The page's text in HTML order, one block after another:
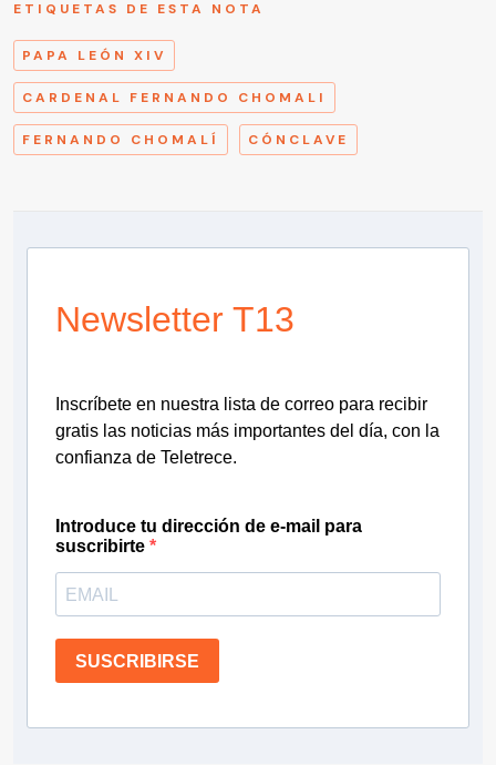
ETIQUETAS DE ESTA NOTA
PAPA LEÓN XIV
CARDENAL FERNANDO CHOMALI
FERNANDO CHOMALÍ CÓNCLAVE
Newsletter T13
Inscríbete en nuestra lista de correo para recibir
gratis las noticias más importantes del día, con la
confianza de Teletrece.
Introduce tu dirección de e-mail para
suscribirte
SUSCRIBIRSE